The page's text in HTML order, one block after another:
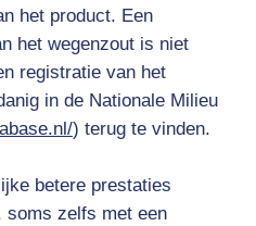
het product. Een
het wegenzout is niet
registratie van het
in de Nationale Milieu
) terug te vinden.
betere prestaties
soms zelfs met een